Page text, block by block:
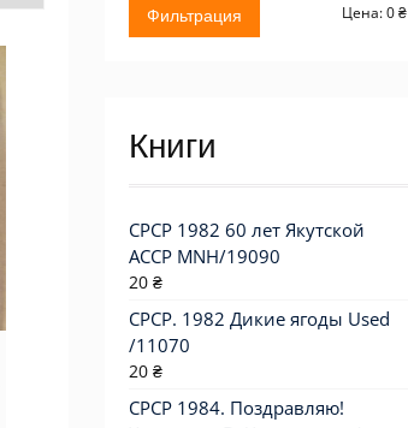
Фильтрация Цена:0 ₴
Книги
СРСР 1982 60 лет Якутской
АССР MNH/19090
20 ₴
СРСР. 1982 Дикие ягоды Used
/11070
20 ₴
СРСР 1984. Поздравляю!